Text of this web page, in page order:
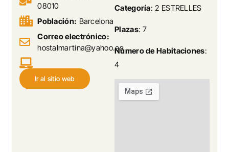
Categoría: 2 ESTRELLES
Plazas: 7
Número de Habitaciones:
4
08010
Población: Barcelona
Correo electrónico:
hostalmartina@yahoo.es
Ir al sitio web